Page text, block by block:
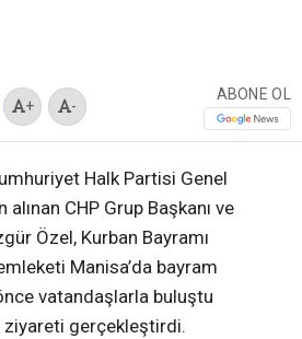
+ -
ABONE OL
Halk Partisi Genel
alınan CHP Grup Başkanı ve
Özel, Kurban Bayramı
Manisa’da bayram
vatandaşlarla buluştu
ziyareti gerçekleştirdi.